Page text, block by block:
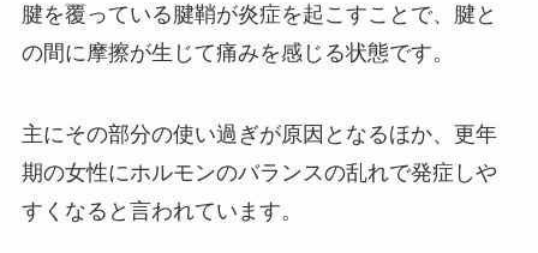
腱を覆っている腱鞘が炎症を起こすことで、腱と
の間に摩擦が生じて痛みを感じる状態です。
主にその部分の使い過ぎが原因となるほか、更年
期の女性にホルモンのバランスの乱れで発症しや
すくなると言われています。